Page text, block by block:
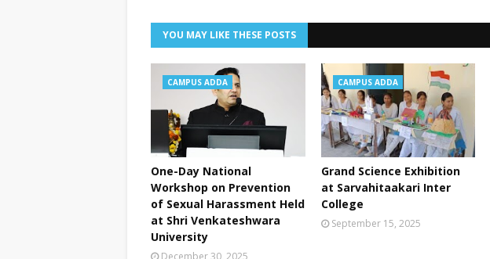
YOU MAY LIKE THESE POSTS
CAMPUS ADDA
One-Day National
Workshop on Prevention
of Sexual Harassment Held
at Shri Venkateshwara
University
December 30, 2025
CAMPUS ADDA
Grand Science Exhibition
at Sarvahitaakari Inter
College
September 15, 2025